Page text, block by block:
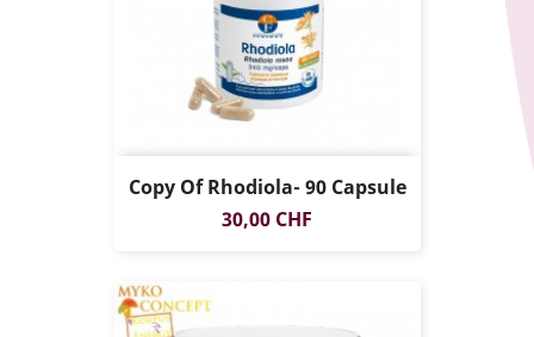
Copy Of Rhodiola- 90 Capsule
Prezzo
30,00 CHF